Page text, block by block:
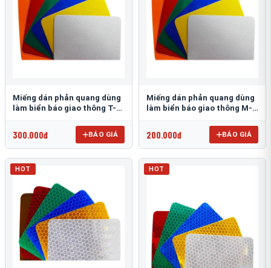
Miếng dán phản quang dùng
làm biển báo giao thông T-
300.000đ BÁO GIÁ
Miếng dán phản quang dùng
làm biển báo giao thông M-
200.000đ BÁO GIÁ
HOT HOT